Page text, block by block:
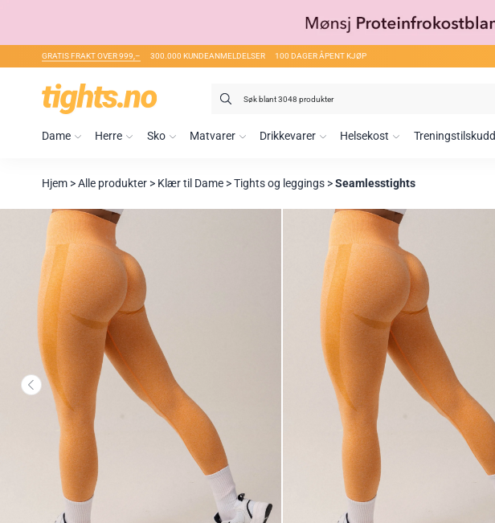
GRATIS FRAKT OVER 999,– 300.000 KUNDEANMELDELSER 100 DAGER ÅPENT KJØP
Søk
Dame Herre Sko Matvarer Drikkevarer Helsekost Treningstilskudd
Hjem >Alle produkter > Klær til Dame >Tights og leggings >Seamlesstights